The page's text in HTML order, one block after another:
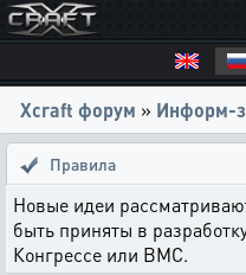
Xcraft форум » Информ-
Правила
Новые идеи
быть приняты в
Конгрессе или ВМС.